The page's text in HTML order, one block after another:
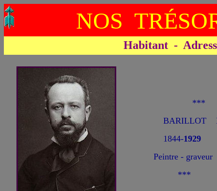
NOS
Habitant -
***
BARILLOT
1844-1929
Peintre - graveur
***